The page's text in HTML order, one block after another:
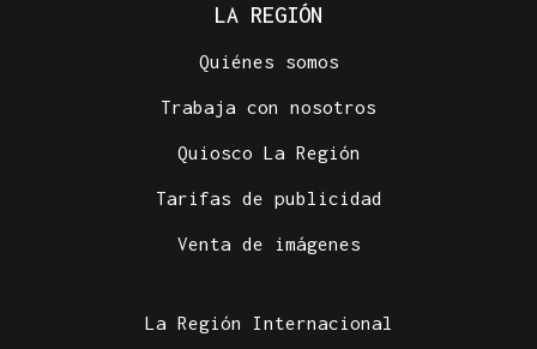
LA REGIÓN
Quiénes somos
Trabaja con nosotros
Quiosco La Región
Tarifas de publicidad
Venta de imágenes
La Región Internacional